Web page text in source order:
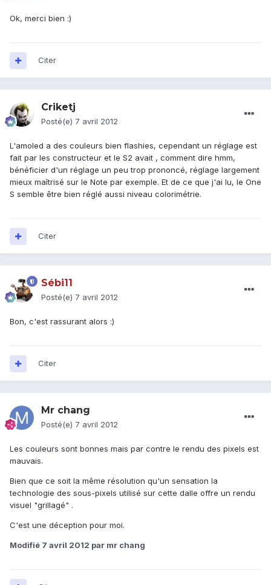
Ok, merci bien :)
Citer
Criketj
Posté(e) 7 avril 2012
L'amoled a des couleurs bien flashies, cependant un réglage est
fait par les constructeur et le S2 avait , comment dire hmm,
bénéficier d'un réglage un peu trop prononcé, réglage largement
mieux maîtrisé sur le Note par exemple. Et de ce que j'ai lu, le One
S semble être bien réglé aussi niveau colorimétrie.
Citer
Sébi11
Posté(e) 7 avril 2012
Bon, c'est rassurant alors :)
Citer
Mr chang
Posté(e) 7 avril 2012
Les couleurs sont bonnes mais par contre le rendu des pixels est
mauvais.
Bien que ce soit la même résolution qu'un sensation la
technologie des sous-pixels utilisé sur cette dalle offre un rendu
visuel "grillagé" .
C'est une déception pour moi.
Modifié 7 avril 2012 par mr chang